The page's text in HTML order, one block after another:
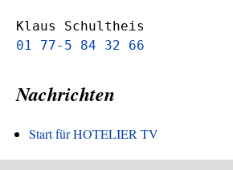
Klaus Schultheis
01 77-5 84 32 66
Nachrichten
Start für HOTELIER TV